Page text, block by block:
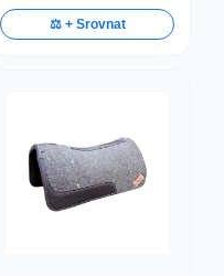
⚖️ + Srovnat